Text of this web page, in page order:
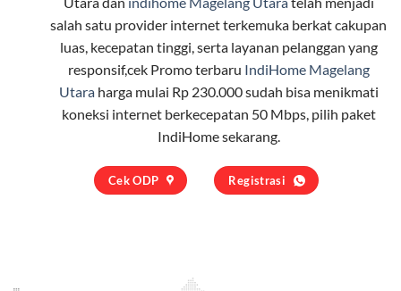
salah satu provider internet terkemuka berkat cakupan
luas, kecepatan tinggi, serta layanan pelanggan yang
responsif,cek Promo terbaru IndiHome Magelang
Utaraharga mulai Rp 230.000 sudah bisa menikmati
koneksi internet berkecepatan 50 Mbps, pilih paket
IndiHomesekarang.
Cek ODP Registrasi